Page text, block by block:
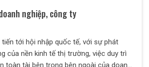
nghiệp, công ty
tiến tới hội nhập quốc tế, với sự phát
của nền kinh tế thị trường, việc duy trì
toàn tài bên trong bên ngoài của doanh